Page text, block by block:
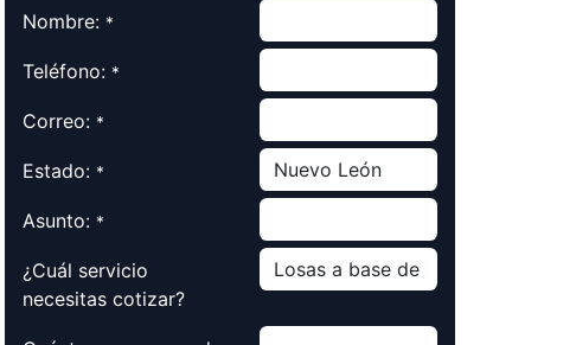
Nombre: *
Teléfono: *
Correo: *
Estado: *
Asunto: *
¿Cuál servicio
necesitas cotizar?